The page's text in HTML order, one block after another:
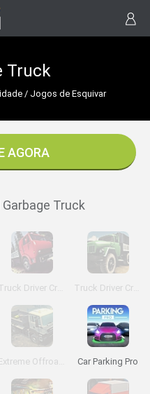
Truck
/ Jogos de Esquivar
AGORA
Truck
Truck Driver Crazy Road Truck Driver Crazy Road 2
Extreme Offroad Cars 3: Cargo Car Parking Pro